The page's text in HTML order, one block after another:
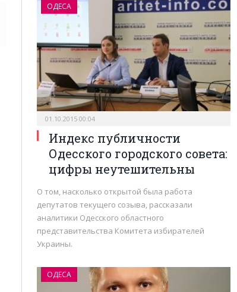
ОДЕСА
01.10.2015 00:04
Индекс публичности
Одесского городского совета:
цифры неутешительны
О том, насколько открытой была работа
депутатов текущего созыва, рассказали
аналитики Одесского областного
представительства Комитета избирателей
Украины.
ОДЕСА